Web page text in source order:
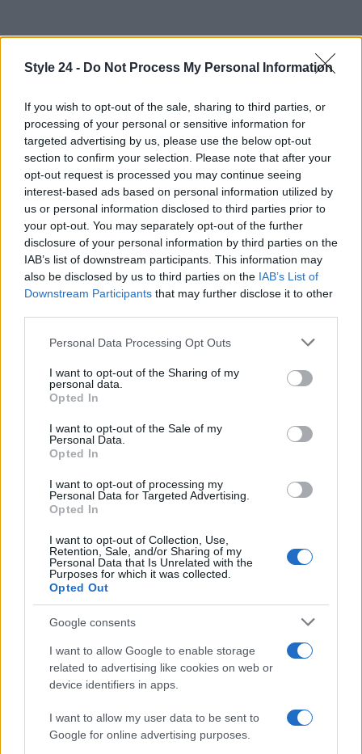
Style 24 - Do Not Process My Personal Information
If you wish to opt-out of the sale, sharing to third parties, or
processing of your personal or sensitive information for
targeted advertising by us, please use the below opt-out
section to confirm your selection. Please note that after your
opt-out request is processed you may continue seeing
interest-based ads based on personal information utilized by
us or personal information disclosed to third parties prior to
your opt-out. You may separately opt-out of the further
disclosure of your personal information by third parties on the
IAB’s list of downstream participants. This information may
also be disclosed by us to third parties on the IAB’s List of
Downstream Participants that may further disclose it to other
Please note that this website/app uses one or more Google
not limited to your visit or usage behaviour. You may click to
grant or deny consent to Google and its third-party tags to
use your data for below specified purposes in below Google
consent section.
Personal Data Processing Opt Outs
I want to opt-out of the Sharing of my
personal data.
Opted In
I want to opt-out of the Sale of my
Personal Data.
Opted In
I want to opt-out of processing my
Personal Data for Targeted Advertising.
Opted In
I want to opt-out of Collection, Use,
Retention, Sale, and/or Sharing of my
Personal Data that Is Unrelated with the
Purposes for which it was collected.
Opted Out
Google consents
I want to allow Google to enable storage
related to advertising like cookies on web or
device identifiers in apps.
I want to allow my user data to be sent to
Google for online advertising purposes.
AUTORE
Continua a leggere